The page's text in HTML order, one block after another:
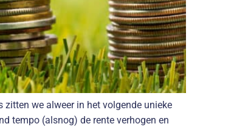
we alweer in het volgende unieke
tempo (alsnog) de rente verhogen en